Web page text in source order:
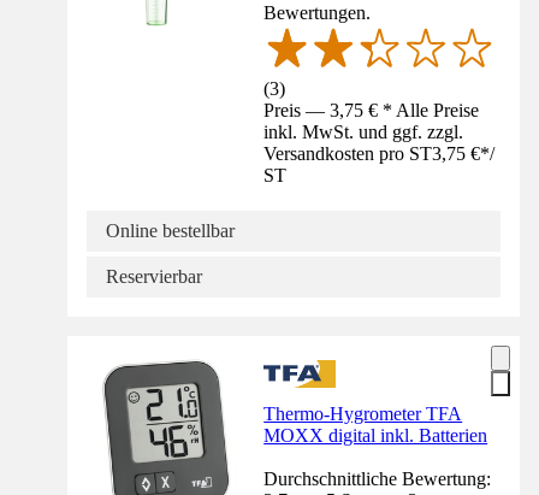
Bewertungen.
(3)
Preis — 3,75 € * Alle Preise
inkl. MwSt. und ggf. zzgl.
Versandkosten pro ST3,75 €*/
ST
Online bestellbar
Reservierbar
Thermo-Hygrometer TFA
MOXX digital inkl. Batterien
Durchschnittliche Bewertung: